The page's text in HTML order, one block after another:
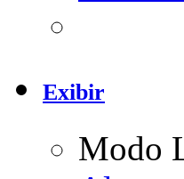
Exibir
Modo